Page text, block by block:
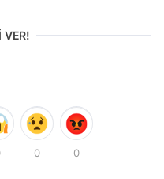
VER!
0 0